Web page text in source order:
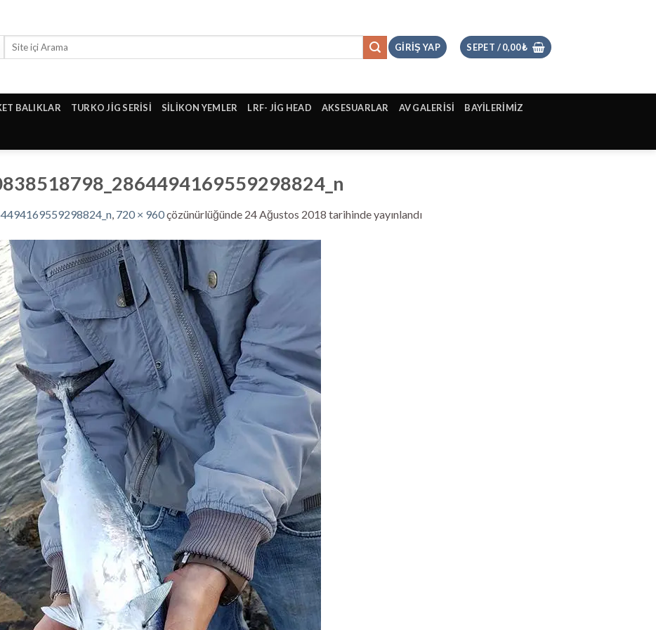
GIRIŞ YAP SEPET /0,00₺
BALIKLAR TURKO JİG SERİSİ SİLİKON YEMLER LRF- JİG HEAD AKSESUARLAR AV GALERİSİ BAYİLERİMİZ
720 × 960çözünürlüğünde 24 Ağustos 2018 tarihinde yayınlandı